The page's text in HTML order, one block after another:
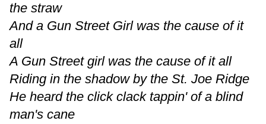
the straw
And a Gun Street Girl was the cause of it
all
A Gun Street girl was the cause of it all
Riding in the shadow by the St. Joe Ridge
He heard the click clack tappin' of a blind
man's cane